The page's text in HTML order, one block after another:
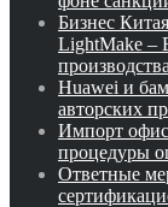
Бизнес
LightMake –
производства
Huawei и
авторских
Импорт
процедуры
Ответные